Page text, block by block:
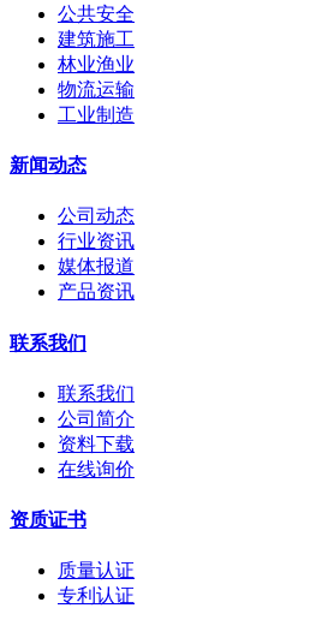
公共安全
建筑施工
林业渔业
物流运输
工业制造
新闻动态
公司动态
行业资讯
媒体报道
产品资讯
联系我们
联系我们
公司简介
资料下载
在线询价
资质证书
质量认证
专利认证